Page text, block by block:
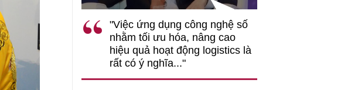
chính
chỉ mang ý
mà còn
tảng cho
dài hạn.
"Việc ứng dụng công nghệ số
nhằm tối ưu hóa, nâng cao
hiệu quả hoạt động logistics là
rất có ý nghĩa..."